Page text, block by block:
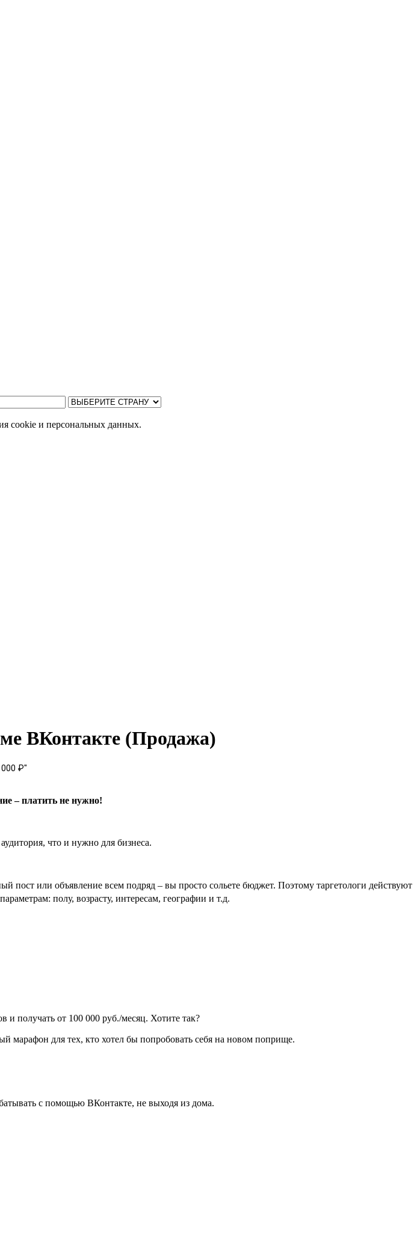
cookie и персональных данных.
ВКонтакте (Продажа)
₽"
– платить не нужно!
что и нужно для бизнеса.
или объявление всем подряд – вы просто сольете бюджет. Поэтому таргетологи действуют
полу, возрасту, интересам, географии и т.д.
и получать от 100 000 руб./месяц. Хотите так?
марафон для тех, кто хотел бы попробовать себя на новом поприще.
с помощью ВКонтакте, не выходя из дома.